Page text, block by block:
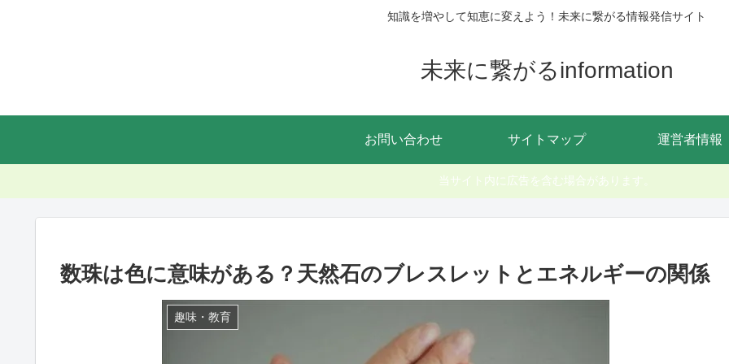
知識を増やして知恵に変えよう！未来に繋がる情報発信サイト
未来に繋がるinformation
お問い合わせ サイトマップ 運営者情報
当サイト内に広告を含む場合があります。
数珠は色に意味がある？天然石のブレスレットとエネルギーの関係
趣味・教育